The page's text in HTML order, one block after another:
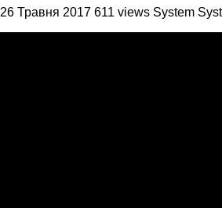
26 Травня 2017 611 views System